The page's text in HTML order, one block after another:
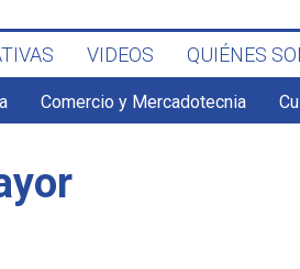
VIDEOS QUIÉNES
Comercio y Mercadotecnia